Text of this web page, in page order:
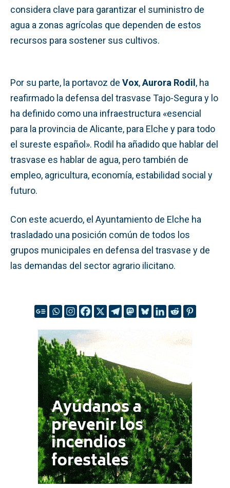
considera clave para garantizar el suministro de
agua a zonas agrícolas que dependen de estos
recursos para sostener sus cultivos.
Por su parte, la portavoz de Vox,Aurora Rodil, ha
reafirmado la defensa del trasvase Tajo-Segura y lo
ha definido como una infraestructura «esencial
para la provincia de Alicante, para Elche y para todo
el sureste español». Rodil ha añadido que hablar del
trasvase es hablar de agua, pero también de
empleo, agricultura, economía, estabilidad social y
futuro.
Con este acuerdo, el Ayuntamiento de Elche ha
trasladado una posición común de todos los
grupos municipales en defensa del trasvase y de
las demandas del sector agrario ilicitano.